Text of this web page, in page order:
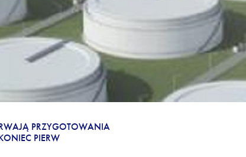
PRZYGOTOWANIA
PIERW